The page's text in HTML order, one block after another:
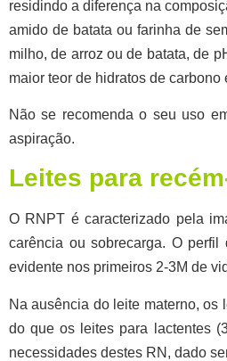
residindo a diferença na
amido de batata ou farinha de
milho, de arroz ou de batata, de
maior teor de hidratos de
Não se recomenda o seu uso
aspiração.
Leites para
O RNPT é caracterizado pela
carência ou sobrecarga. O perfil
evidente nos primeiros 2-3M de
Na ausência do leite materno,
do que os leites para lactentes
necessidades destes RN, dado